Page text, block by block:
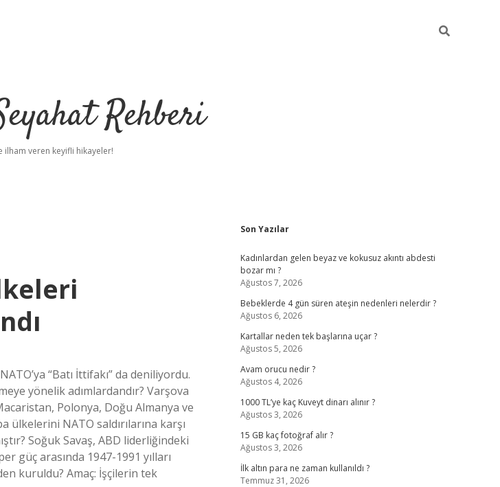
Rehberi
ilham veren keyifli hikayeler!
“Batı İttifakı” da deniliyordu.
yönelik adımlardandır? Varşova
Polonya, Doğu Almanya ve
NATO saldırılarına karşı
Soğuk Savaş, ABD liderliğindeki
güç arasında 1947-1991 yılları
kuruldu? Amaç: İşçilerin tek
Sidebar
Son Yazılar
Kadınlardan gelen beyaz ve kokusuz akıntı abdesti
bozar mı ?
Ağustos 7, 2026
Bebeklerde 4 gün süren ateşin nedenleri nelerdir ?
Ağustos 6, 2026
Kartallar neden tek başlarına uçar ?
Ağustos 5, 2026
Avam orucu nedir ?
Ağustos 4, 2026
1000 TL’ye kaç Kuveyt dinarı alınır ?
Ağustos 3, 2026
15 GB kaç fotoğraf alır ?
Ağustos 3, 2026
İlk altın para ne zaman kullanıldı ?
Temmuz 31, 2026